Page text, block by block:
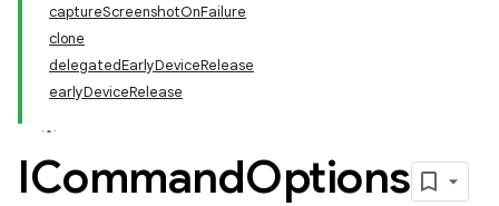
captureScreenshotOnFailure
clone
delegatedEarlyDeviceRelease
earlyDeviceRelease
ICommandOptions